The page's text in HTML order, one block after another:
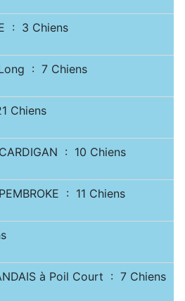
: 3 Chiens
: 7 Chiens
Chiens
: 10 Chiens
: 11 Chiens
à Poil Court : 7 Chiens